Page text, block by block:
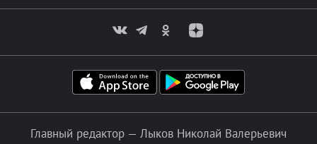
Главный редактор — Лыков Николай Валерьевич